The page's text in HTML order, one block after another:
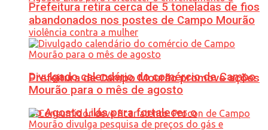
Prefeitura de Campo Mourão promove ações
do Agosto Lilás para fortalecer o
Prefeitura retira cerca de 5 toneladas de fios
abandonados nos postes de Campo Mourão
Divulgado calendário do comércio de Campo
Mourão para o mês de agosto